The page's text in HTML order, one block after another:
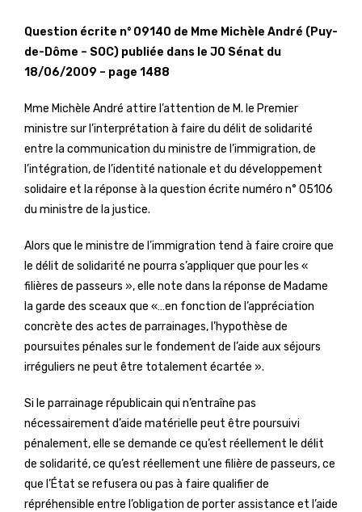
Question écrite n° 09140 de Mme Michèle André (Puy-
de-Dôme – SOC) publiée dans le JO Sénat du
18/06/2009 – page 1488
Mme Michèle André attire l’attention de M. le Premier
ministre sur l’interprétation à faire du délit de solidarité
entre la communication du ministre de l’immigration, de
l’intégration, de l’identité nationale et du développement
solidaire et la réponse à la question écrite numéro n° 05106
du ministre de la justice.
Alors que le ministre de l’immigration tend à faire croire que
le délit de solidarité ne pourra s’appliquer que pour les «
filières de passeurs », elle note dans la réponse de Madame
la garde des sceaux que «…en fonction de l’appréciation
concrète des actes de parrainages, l’hypothèse de
poursuites pénales sur le fondement de l’aide aux séjours
irréguliers ne peut être totalement écartée ».
Si le parrainage républicain qui n’entraîne pas
nécessairement d’aide matérielle peut être poursuivi
pénalement, elle se demande ce qu’est réellement le délit
de solidarité, ce qu’est réellement une filière de passeurs, ce
que l’État se refusera ou pas à faire qualifier de
répréhensible entre l’obligation de porter assistance et l’aide